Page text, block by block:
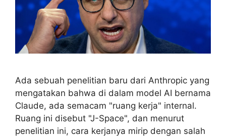
Ada sebuah penelitian baru dari Anthropic yang
mengatakan bahwa di dalam model AI bernama
Claude, ada semacam "ruang kerja" internal.
Ruang ini disebut "J-Space", dan menurut
penelitian ini, cara kerjanya mirip dengan salah